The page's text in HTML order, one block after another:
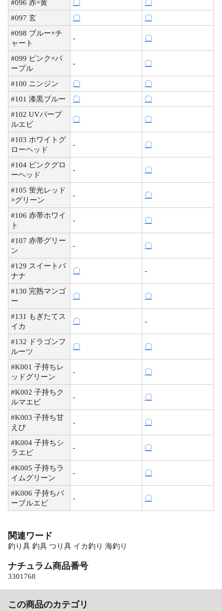
#096 赤×黄 〇
〇
#097 玄
〇
〇
#098 ブルー×チ
ャート
- 〇
#099 ピンク×パ
ープル
- 〇
#100 ニンジン 〇
〇
#101 漆黒ブルー
〇
〇
#102 UVパープ
ルエビ
〇 〇
#103 ホワイトグ
ローヘッド
- 〇
#104 ピンクグロ
ーヘッド
- 〇
#105 蛍光レッド
×グリーン
- 〇
#106 赤帯ホワイ
ト
- 〇
#107 赤帯グリー
ン
- 〇
#129 スイートバ
ナナ
〇 -
#130 完熟マンゴ
ー
〇 〇
#131 もぎたてス
イカ
〇 -
#132 ドラゴンフ
ルーツ
〇 〇
#K001 子持ちレ
ッドグリーン
- 〇
#K002 子持ちク
ルマエビ
- 〇
#K003 子持ち甘
えび
- 〇
#K004 子持ちシ
ラエビ
- 〇
#K005 子持ちラ
イムグリーン
- 〇
#K006 子持ちパ
ープルエビ
- 〇
関連ワード
釣り具 釣具 つり具 イカ釣り 海釣り
ナチュラム商品番号
3301768
この商品のカテゴリ